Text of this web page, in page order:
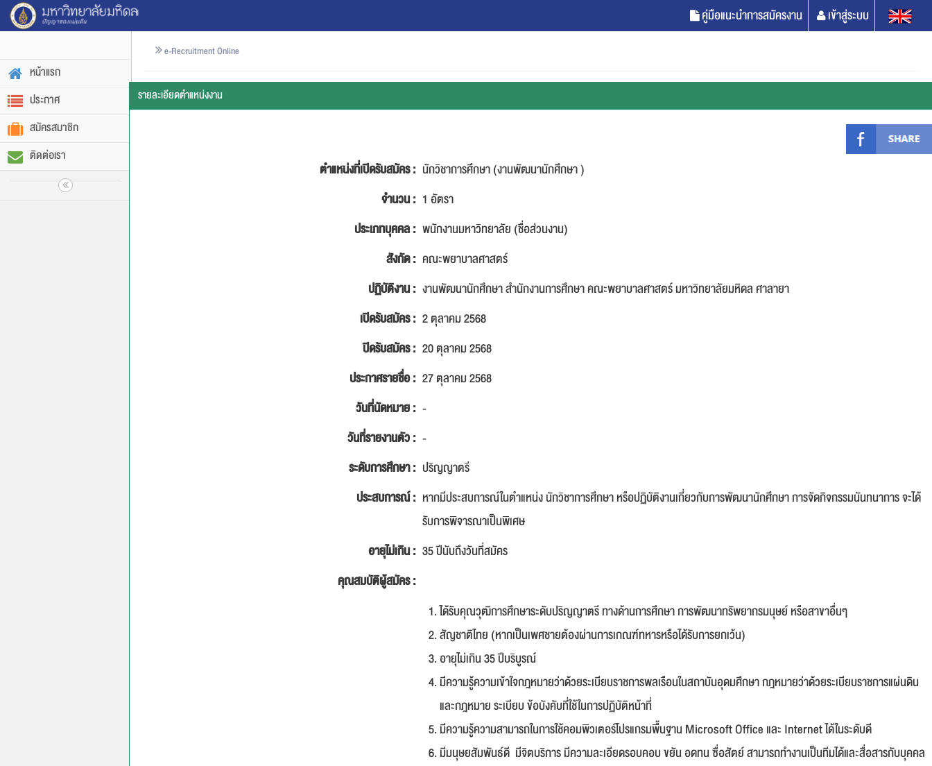
คู่มือแนะนำการสมัครงาน เข้าสู่ระบบ
หน้าแรก
ประกาศ
สมัครสมาชิก
ติดต่อเรา
e-Recruitment Online
รายละเอียดตำแหน่งงาน
ตำแหน่งที่เปิดรับสมัคร : นักวิชาการศึกษา (งานพัฒนานักศึกษา )
จำนวน : 1 อัตรา
ประเภทบุคคล : พนักงานมหาวิทยาลัย (ชื่อส่วนงาน)
สังกัด : คณะพยาบาลศาสตร์
ปฏิบัติงาน : งานพัฒนานักศึกษา สำนักงานการศึกษา คณะพยาบาลศาสตร์ มหาวิทยาลัยมหิดล ศาลายา
เปิดรับสมัคร : 2 ตุลาคม 2568
ปิดรับสมัคร : 20 ตุลาคม 2568
ประกาศรายชื่อ : 27 ตุลาคม 2568
วันที่นัดหมาย : -
วันที่รายงานตัว : -
ระดับการศึกษา : ปริญญาตรี
ประสบการณ์ : หากมีประสบการณ์ในตำแหน่ง นักวิชาการศึกษา หรือปฏิบัติงานเกี่ยวกับการพัฒนานักศึกษา การจัดกิจกรรมนันทนาการ จะได้
รับการพิจารณาเป็นพิเศษ
อายุไม่เกิน : 35 ปีนับถึงวันที่สมัคร
คุณสมบัติผู้สมัคร :
ได้รับคุณวุฒิการศึกษาระดับปริญญาตรี ทางด้านการศึกษา การพัฒนาทรัพยากรมนุษย์ หรือสาขาอื่นๆ
สัญชาติไทย (หากเป็นเพศชายต้องผ่านการเกณฑ์ทหารหรือได้รับการยกเว้น)
อายุไม่เกิน 35 ปีบริบูรณ์
มีความรู้ความเข้าใจกฎหมายว่าด้วยระเบียบราชการพลเรือนในสถาบันอุดมศึกษา กฎหมายว่าด้วยระเบียบราชการแผ่นดิน
และกฎหมาย ระเบียบ ข้อบังคับที่ใช้ในการปฏิบัติหน้าที่
มีความรู้ความสามารถในการใช้คอมพิวเตอร์โปรแกรมพื้นฐาน Microsoft Office และ Internet ได้ในระดับดี
มีมนุษยสัมพันธ์ดี มีจิตบริการ มีความละเอียดรอบคอบ ขยัน อดทน ซื่อสัตย์ สามารถทำงานเป็นทีมได้และสื่อสารกับบุคคล